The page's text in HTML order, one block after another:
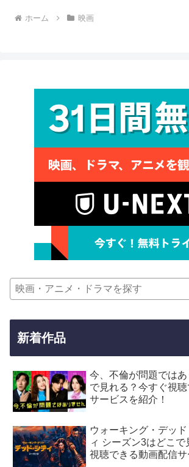
ホーム 映画
新着作品
今、不倫が問題では
で見れる？今すぐ視
サービスを紹介！
ウォーキング・デッ
ィ シーズン3はどこで
視聴できる動画配信サ